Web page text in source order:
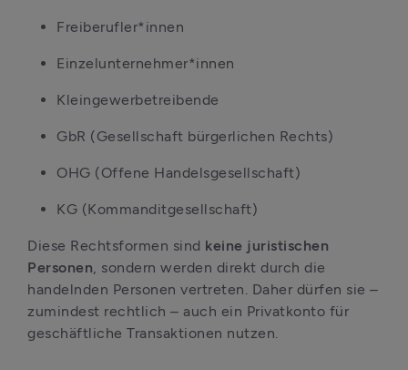
Freiberufler*innen
Einzelunternehmer*innen
Kleingewerbetreibende
GbR (Gesellschaft bürgerlichen Rechts)
OHG (Offene Handelsgesellschaft)
KG (Kommanditgesellschaft)
Diese Rechtsformen sind keine juristischen
Personen, sondern werden direkt durch die
handelnden Personen vertreten. Daher dürfen sie –
zumindest rechtlich – auch ein Privatkonto für
geschäftliche Transaktionen nutzen.